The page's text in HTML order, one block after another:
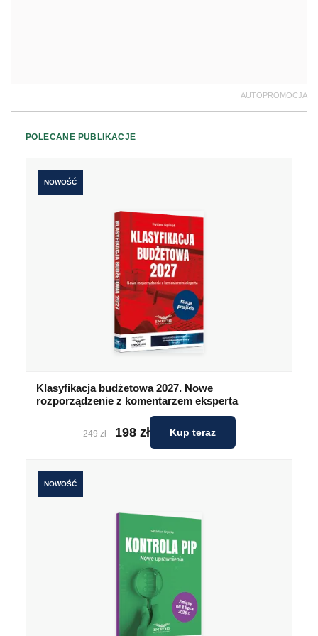
Klasyfikacja budżetowa 2027. Nowe
rozporządzenie z komentarzem eksperta
198 zł Kup teraz
Kontrola PIP. Nowe uprawnienia
Kup teraz
Nowy Rok 1 stycznia 2025 r. środa
Święto Trzech Króli (6 stycznia 2025 r. –